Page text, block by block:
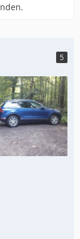
5